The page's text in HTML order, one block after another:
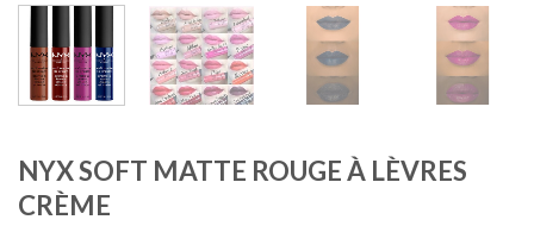
NYX SOFT MATTE ROUGE À LÈVRES
CRÈME